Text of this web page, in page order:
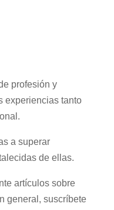
profesión y
experiencias tanto
a superar
de ellas.
artículos sobre
general, suscríbete